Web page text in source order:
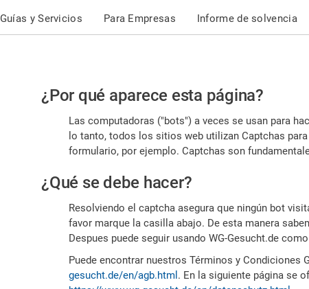
Guías y Servicios Para Empresas Informe de solvencia
Por
favor,
confirme
es
humano
¿Por qué aparece esta página?
Las computadoras ("bots") a veces se usan para
lo tanto, todos los sitios web utilizan Captchas
formulario, por ejemplo. Captchas son
¿Qué se debe hacer?
Resolviendo el captcha asegura que ningún bot
favor marque la casilla abajo. De esta manera
Despues puede seguir usando WG-Gesucht.de
Puede encontrar nuestros Términos y Condiciones
gesucht.de/en/agb.html . En la siguiente página se